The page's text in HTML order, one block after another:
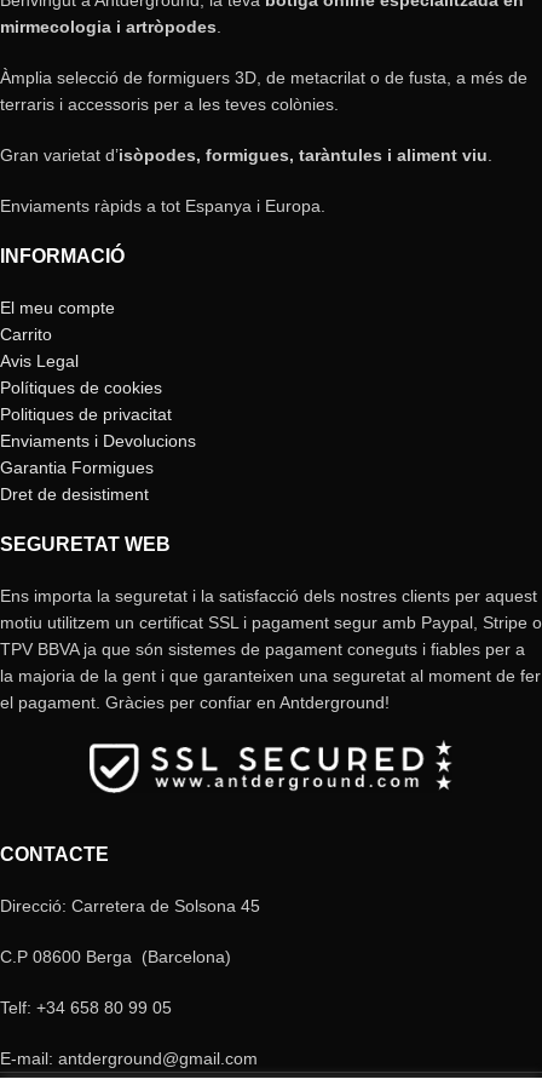
mirmecologia i artròpodes
Àmplia selecció de formiguers 3D, de metacrilat o de fusta, a més de
terraris i accessoris per a les teves colònies.
Gran varietat d’isòpodes, formigues, taràntules i aliment viu
Enviaments ràpids a tot Espanya i Europa.
INFORMACIÓ
El meu compte
Carrito
Avis Legal
Polítiques de cookies
Politiques de privacitat
Enviaments i Devolucions
Garantia Formigues
Dret de desistiment
SEGURETAT WEB
Ens importa la seguretat i la satisfacció dels nostres clients per aquest
motiu utilitzem un certificat SSL i pagament segur amb Paypal, Stripe o
TPV BBVA ja que són sistemes de pagament coneguts i fiables per a
la majoria de la gent i que garanteixen una seguretat al moment de fer
el pagament. Gràcies per confiar en Antderground!
CONTACTE
Direcció: Carretera de Solsona 45
C.P 08600 Berga (Barcelona)
Telf: +34 658 80 99 05
E-mail: antderground@gmail.com